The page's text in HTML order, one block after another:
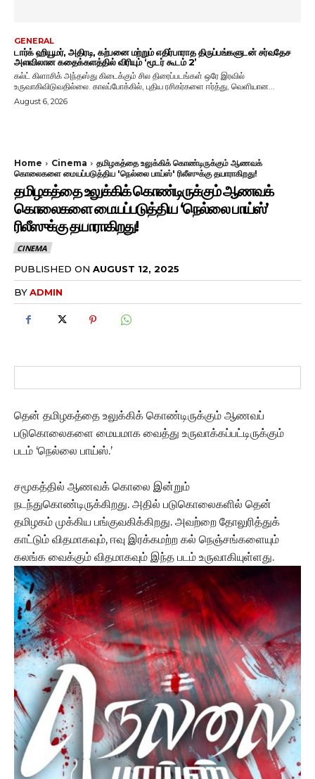
GENERAL
டார்க் ஹியூமர், அதிரடி, கற்பனை மற்றும் எதிர்பாராத திருப்பங்களுடன் சர்வதேச
அளவிலான கதைக்களத்தில் விரியும் ‘மூடர் கூடம் 2’
கல்ட் கிளாசிக் அந்தஸ்து கிடைக்கும் சில திரைப்படங்கள் ஒரே இரவில்
உருவாகிவிடுவதில்லை. காலப்போக்கில், புதிய ரசிகர்களை ஈர்த்து, வெளியான...
August 6, 2026